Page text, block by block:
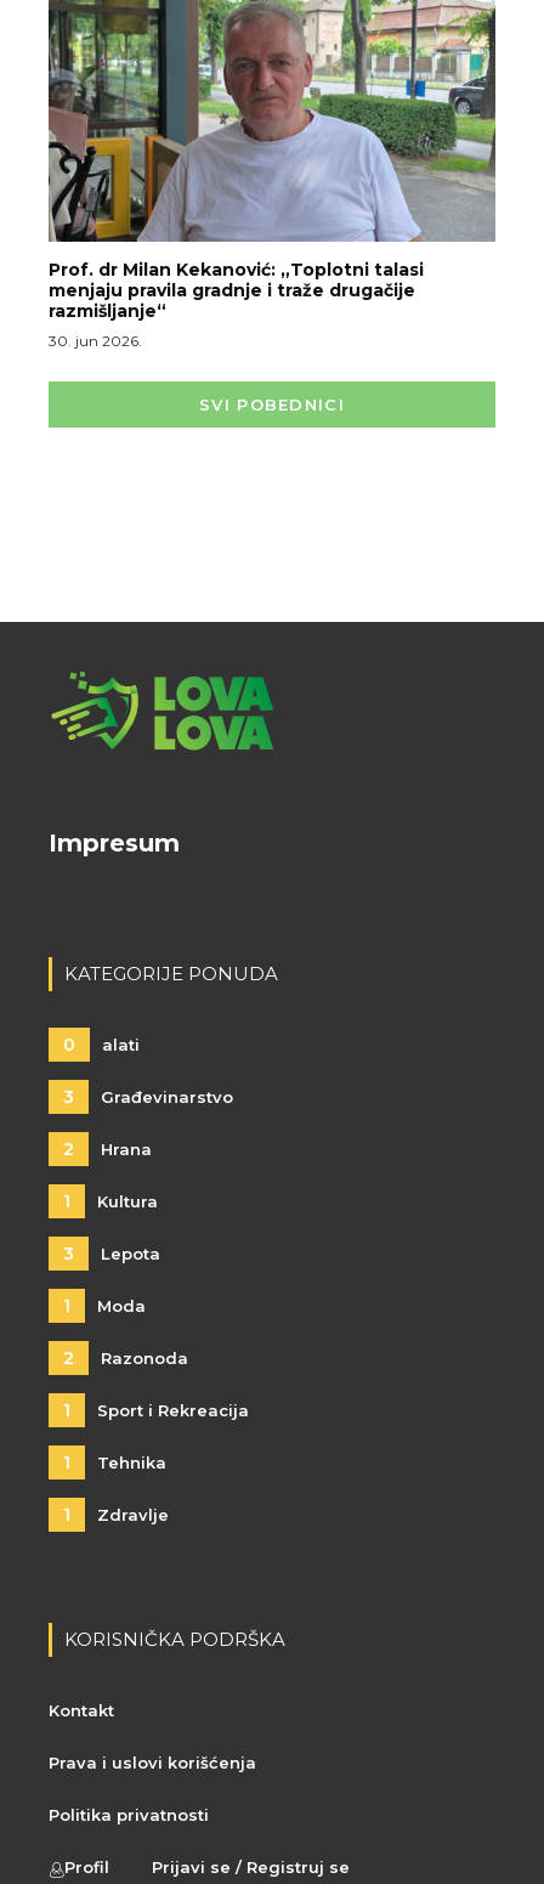
Prof. dr Milan Kekanović: „Toplotni talasi
menjaju pravila gradnje i traže drugačije
razmišljanje“
30. jun 2026.
SVI POBEDNICI
Impresum
KATEGORIJE PONUDA
0 alati
3 Građevinarstvo
2 Hrana
1 Kultura
3 Lepota
1 Moda
2 Razonoda
1 Sport i Rekreacija
1 Tehnika
1 Zdravlje
KORISNIČKA PODRŠKA
Kontakt
Prava i uslovi korišćenja
Politika privatnosti
Profil Prijavi se / Registruj se